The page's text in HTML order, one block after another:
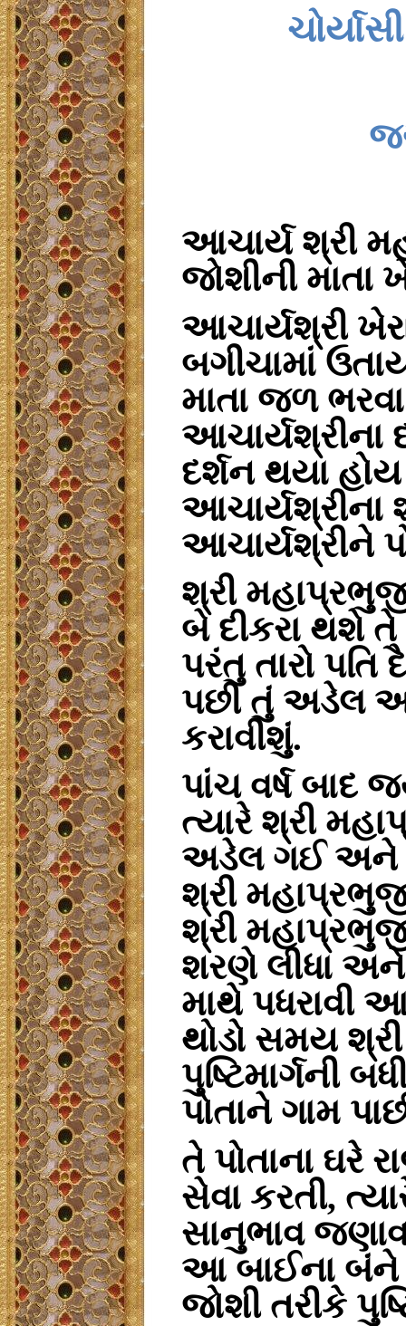
ચોર્યાસી
આચાર્ય શ્રી
જોશીની માતા
આચાર્યશ્રી
બગીચામાં
માતા જળ ભરવા
આચાર્યશ્રીના
દર્શન થયા હોય
આચાર્યશ્રીના
આચાર્યશ્રીને
શ્રી
બે દીકરા થશે તે
પરંતુ તારો પતિ
પછી તું અડેલ
કરાવીશું.
પાંચ વર્ષ બાદ
ત્યારે શ્રી
અડેલ ગઈ અને
શ્રી
શ્રી
શરણે લીધા અને
માથે પધરાવી
થોડો સમય શ્રી
પુષ્ટિમાર્ગની
પોતાને ગામ
તે પોતાના ઘરે
સેવા કરતી,
સાનુભાવ
આ બાઈના બંને
જોશી તરીકે